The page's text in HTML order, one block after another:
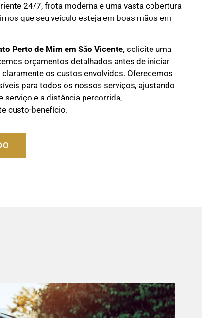
24/7, frota moderna e uma vasta cobertura
que seu veículo esteja em boas mãos em
Perto de Mim em São Vicente, solicite uma
orçamentos detalhados antes de iniciar
os custos envolvidos. Oferecemos
para todos os nossos serviços, ajustando
serviço e a distância percorrida,
custo-benefício.